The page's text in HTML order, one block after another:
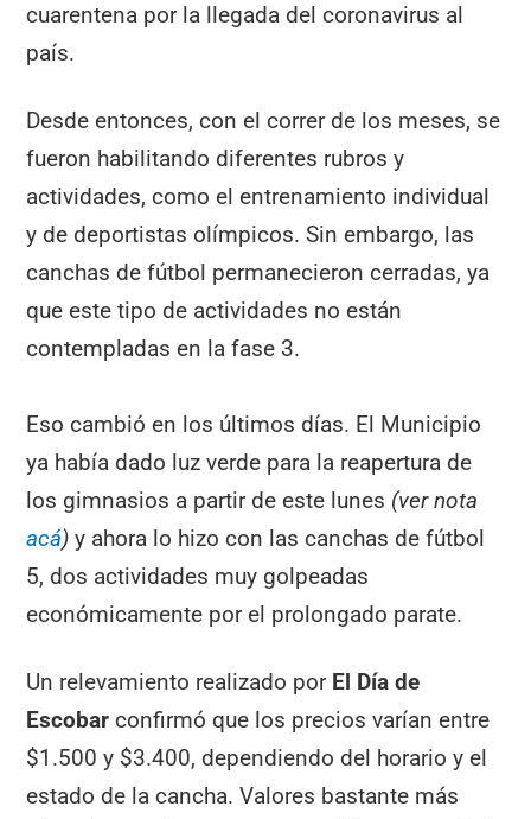
cuarentena por la llegada del coronavirus al
país.
Desde entonces, con el correr de los meses, se
fueron habilitando diferentes rubros y
actividades, como el entrenamiento individual
y de deportistas olímpicos. Sin embargo, las
canchas de fútbol permanecieron cerradas, ya
que este tipo de actividades no están
contempladas en la fase 3.
Eso cambió en los últimos días. El Municipio
ya había dado luz verde para la reapertura de
los gimnasios a partir de este lunes (ver nota
acá) y ahora lo hizo con las canchas de fútbol
5, dos actividades muy golpeadas
económicamente por el prolongado parate.
Un relevamiento realizado por El Día de
Escobar confirmó que los precios varían entre
$1.500 y $3.400, dependiendo del horario y el
estado de la cancha. Valores bastante más